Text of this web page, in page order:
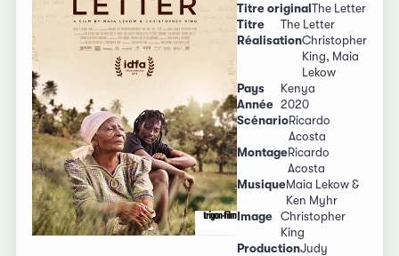
Titre original The Letter
Titre
The Letter
RéalisationChristopher
King, Maia
Lekow
Pays
Kenya
Année 2020
ScénarioRicardo
Acosta
MontageRicardo
Acosta
MusiqueMaia Lekow &
Ken Myhr
Image Christopher
King
ProductionJudy